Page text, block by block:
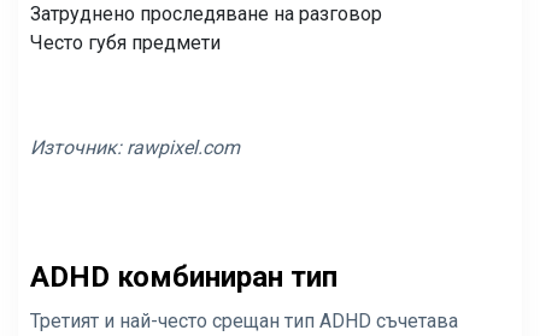
Затруднено проследяване на разговор
Често губя предмети
Източник: rawpixel.com
ADHD комбиниран тип
Третият и най-често срещан тип ADHD съчетава